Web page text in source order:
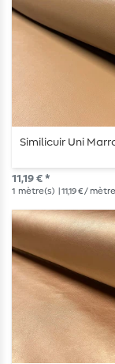
Similicuir Uni
11,19 € *
1 mètre(s) | 11,19 € /